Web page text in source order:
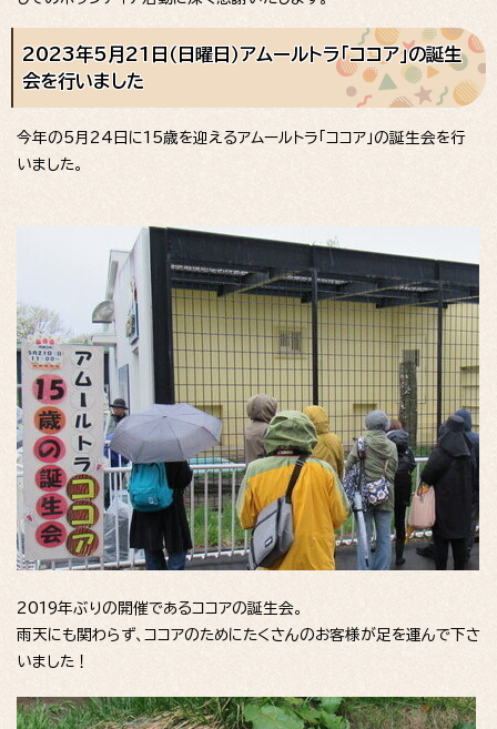
2023年5月21日（日曜日）アムールトラ「ココア」の誕生
会を行いました
今年の5月24日に15歳を迎えるアムールトラ「ココア」の誕生会を行
いました。
2019年ぶりの開催であるココアの誕生会。
雨天にも関わらず、ココアのためにたくさんのお客様が足を運んで下さ
いました！